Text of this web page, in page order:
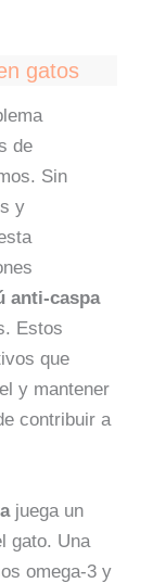
gatos
de
Sin
y
anti-caspa
Estos
que
y mantener
contribuir a
juega un
gato. Una
omega-3 y